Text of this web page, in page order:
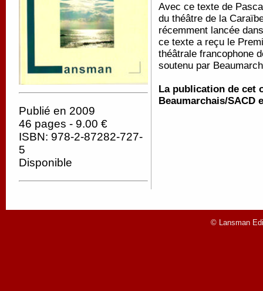
Publié en 2009
46 pages - 9.00 €
ISBN: 978-2-87282-727-
5
Disponible
Avec ce texte de
du théâtre de la
récemment lancée
ce texte a reçu le
théâtrale francophone
soutenu par
La publication de cet
Beaumarchais/SACD
© Lansman